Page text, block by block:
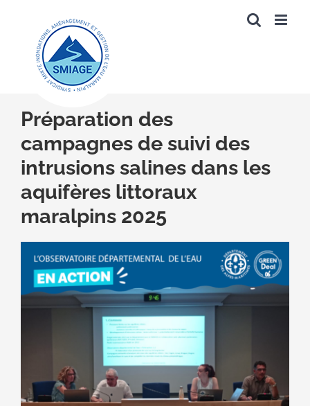
Préparation des
campagnes de suivi des
intrusions salines dans les
aquifères littoraux
maralpins 2025
l'image
agrandie